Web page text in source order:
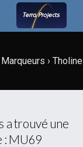
Marqueurs › Tholine
a trouvé une
: MU69